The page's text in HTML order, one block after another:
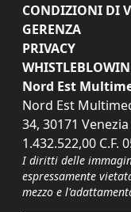
CONDIZIONI DI
GERENZA
PRIVACY
Nord Est
Nord Est
34, 30171
1.432.522,00 C.F.
I diritti delle
espressamente
mezzo e